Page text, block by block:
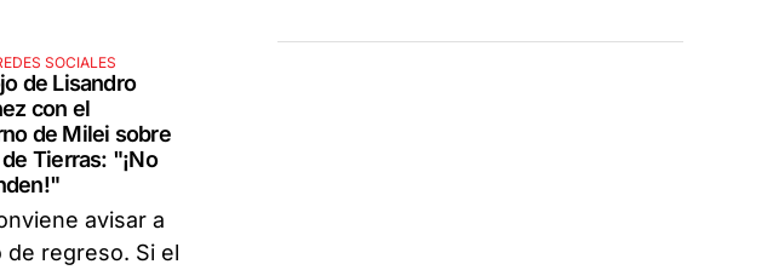
SOCIALES
de Lisandro
con el
de Milei sobre
Tierras: "¡No
avisar a
regreso. Si el